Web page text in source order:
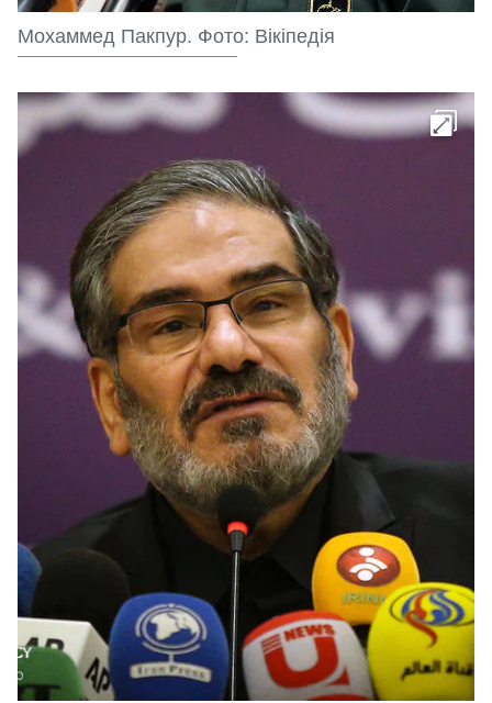
Мохаммед Пакпур. Фото: Вікіпедія